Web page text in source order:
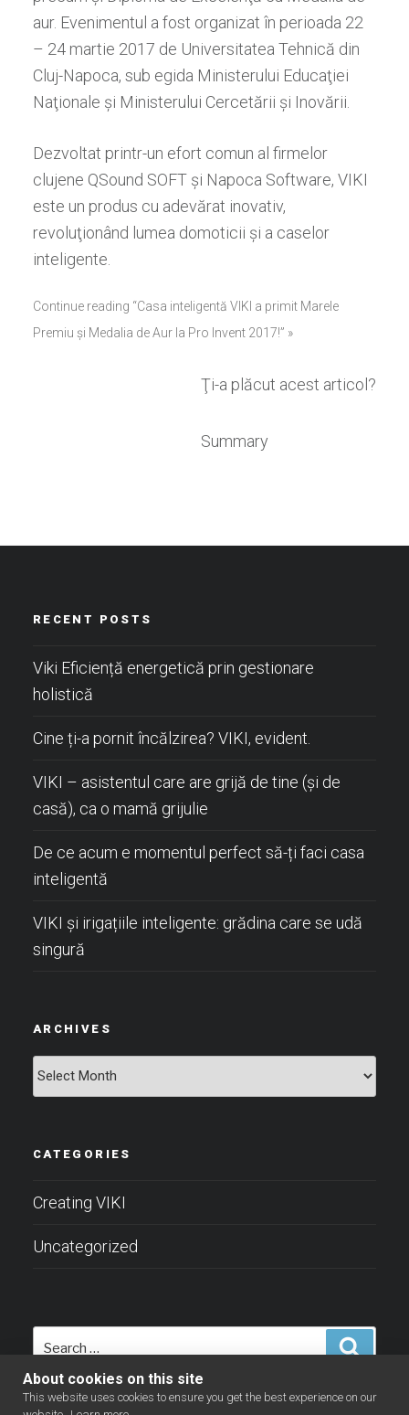
aur. Evenimentul a fost organizat în perioada 22
– 24 martie 2017 de Universitatea Tehnică din
Cluj-Napoca, sub egida Ministerului Educaţiei
Naţionale şi Ministerului Cercetării şi Inovării.
Dezvoltat printr-un efort comun al firmelor
clujene QSound SOFT şi Napoca Software, VIKI
este un produs cu adevărat inovativ,
revoluţionând lumea domoticii şi a caselor
inteligente.
Continue reading “Casa inteligentă VIKI a primit Marele
Premiu şi Medalia de Aur la Pro Invent 2017!” »
Ţi-a plăcut acest articol?
Summary
RECENT POSTS
Viki Eficiență energetică prin gestionare
holistică
Cine ți-a pornit încălzirea? VIKI, evident.
VIKI – asistentul care are grijă de tine (și de
casă), ca o mamă grijulie
De ce acum e momentul perfect să-ți faci casa
inteligentă
VIKI și irigațiile inteligente: grădina care se udă
singură
ARCHIVES
Archives
CATEGORIES
Creating VIKI
Uncategorized
Search
About cookies on this site
This website uses cookies to ensure you get the best experience on our